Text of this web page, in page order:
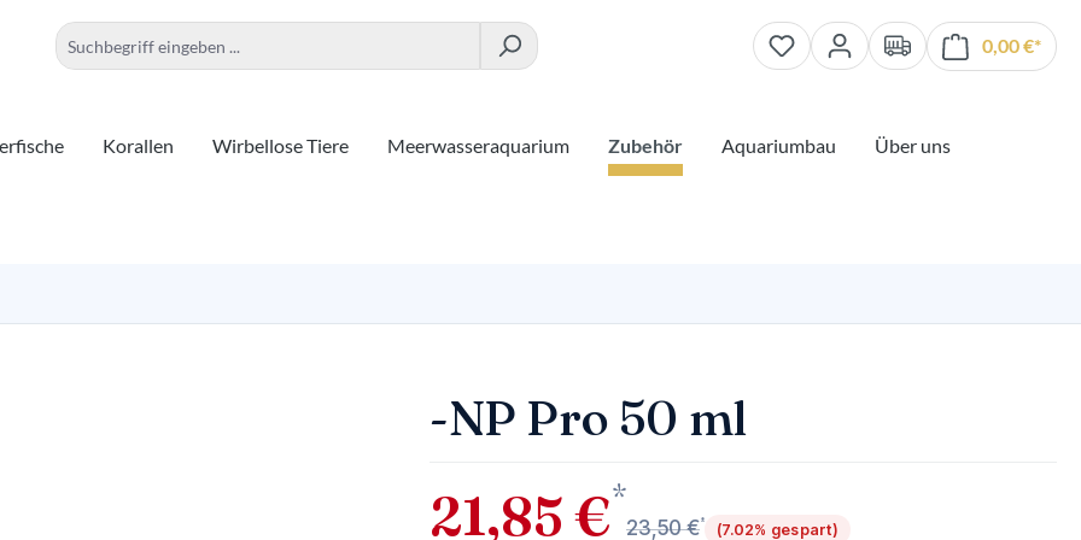
0,00 €*
Korallen Wirbellose Tiere Meerwasseraquarium Zubehör Aquariumbau
Über uns
-NP Pro 50 ml
21,85 €*
23,50 €*
(7.02% gespart)